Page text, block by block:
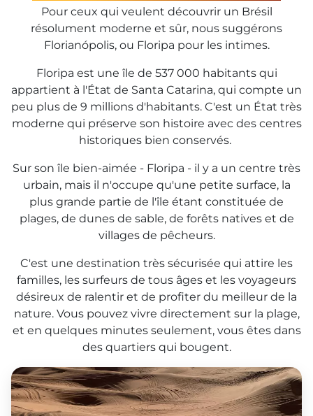
Pour ceux qui veulent découvrir un Brésil
résolument moderne et sûr, nous suggérons
Florianópolis, ou Floripa pour les intimes.
Floripa est une île de 537 000 habitants qui
appartient à l'État de Santa Catarina, qui compte un
peu plus de 9 millions d'habitants. C'est un État très
moderne qui préserve son histoire avec des centres
historiques bien conservés.
Sur son île bien-aimée - Floripa - il y a un centre très
urbain, mais il n'occupe qu'une petite surface, la
plus grande partie de l'île étant constituée de
plages, de dunes de sable, de forêts natives et de
villages de pêcheurs.
C'est une destination très sécurisée qui attire les
familles, les surfeurs de tous âges et les voyageurs
désireux de ralentir et de profiter du meilleur de la
nature. Vous pouvez vivre directement sur la plage,
et en quelques minutes seulement, vous êtes dans
desquartiers qui bougent.